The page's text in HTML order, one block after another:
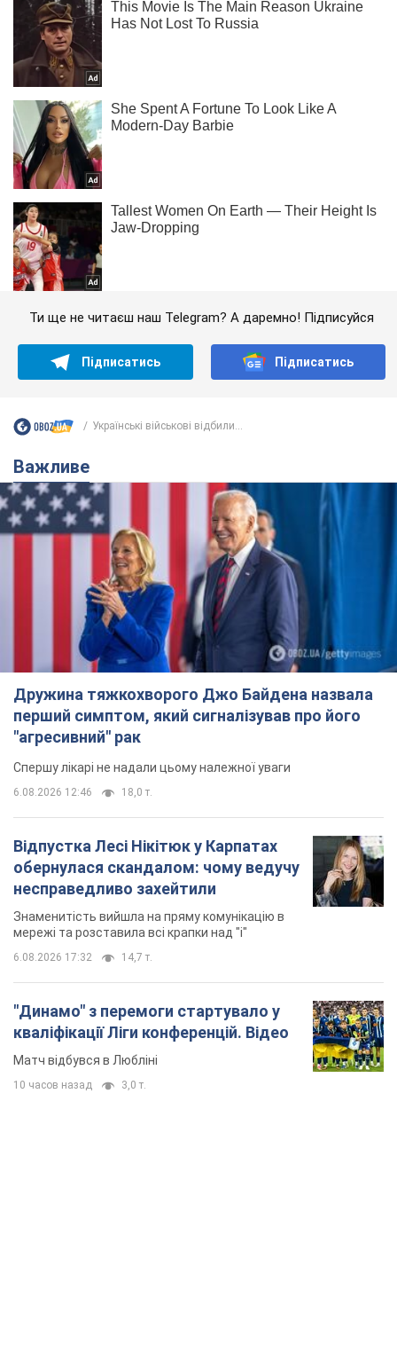
Ти ще не читаєш наш Telegram? А даремно! Підписуйся
Підписатись Підписатись
Українські військові відбили...
Важливе
Дружина тяжкохворого Джо Байдена назвала
перший симптом, який сигналізував про його
"агресивний" рак
Спершу лікарі не надали цьому належної уваги
6.08.2026 12:46 18,0 т.
Відпустка Лесі Нікітюк у Карпатах
обернулася скандалом: чому ведучу
несправедливо захейтили
Знаменитість вийшла на пряму комунікацію в
мережі та розставила всі крапки над "і"
6.08.2026 17:32 14,7 т.
"Динамо" з перемоги стартувало у
кваліфікації Ліги конференцій. Відео
Матч відбувся в Любліні
10 часов назад 3,0 т.